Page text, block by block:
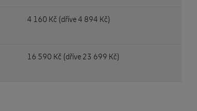
4 160 Kč (dříve 4 894 Kč)
16 590 Kč (dříve 23 699 Kč)